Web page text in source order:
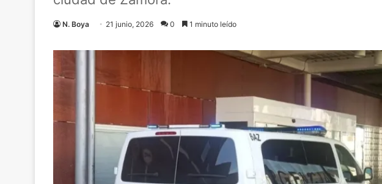
N. Boya 21 junio, 2026 0 1 minuto leído